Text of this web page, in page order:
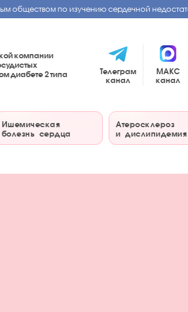
обществом по изучению сердечной
компании
диабете2 типа
Телеграм
канал
МАКС
канал
Ишемическая
болезнь сердца
Атеросклероз
и дислипидемия